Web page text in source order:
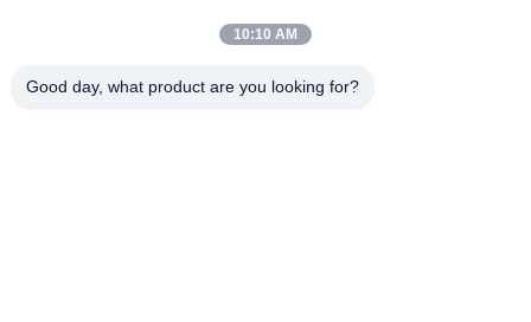
008613580404923
10:10 AM
Good day, what product are you looking for?